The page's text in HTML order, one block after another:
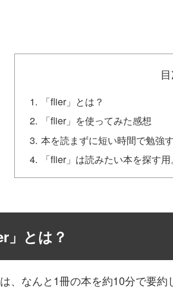
「flier」とは？
「flier」を使ってみた感想
本を読まずに短い時間で勉強
「flier」は読みたい本を探す
」とは？
は、なんと1冊の本を約10分で要